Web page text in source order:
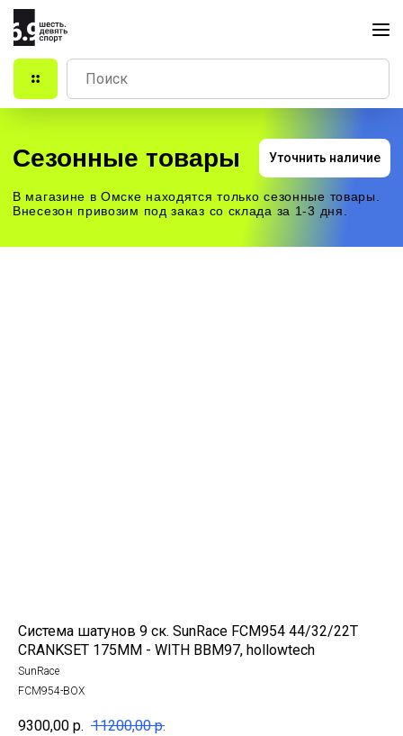
Сезонные товары
В магазине в Омске находятся только сезонные товары.
Внесезон привозим под заказ со склада за 1-3 дня.
Система шатунов 9 ск. SunRace FCM954 44/32/22T
CRANKSET 175MM - WITH BBM97, hollowtech
SunRace
FCM954-BOX
9300,00 р. 11200,00 р.